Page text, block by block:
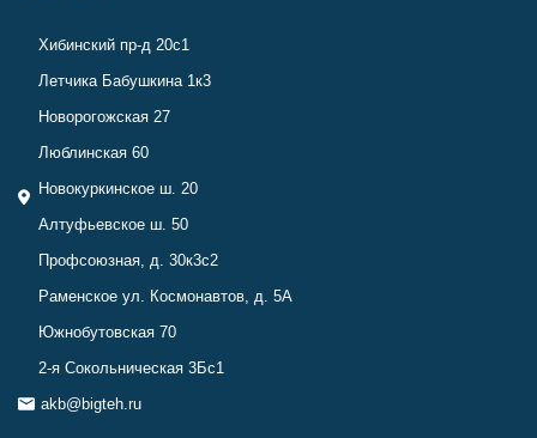
Хибинский пр-д 20с1
Летчика Бабушкина 1к3
Новорогожская 27
Люблинская 60
Новокуркинское ш. 20
Алтуфьевское ш. 50
Профсоюзная, д. 30к3с2
Раменское ул. Космонавтов, д. 5А
Южнобутовская 70
2-я Сокольническая 3Бс1
akb@bigteh.ru